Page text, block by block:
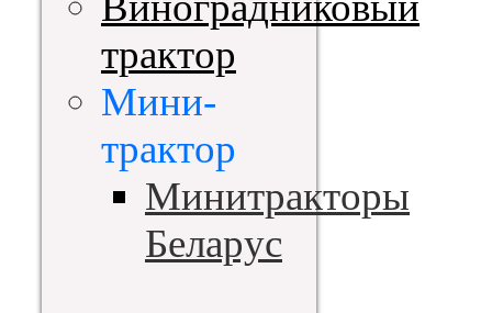
трактор
Мини-
трактор
Минитракторы
Беларус